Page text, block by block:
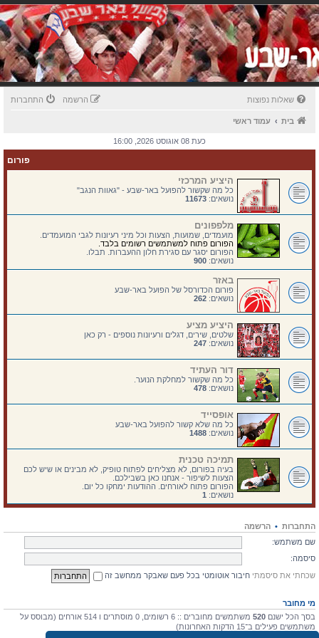
שאלות נפוצות התחברות הרשמה
בית עמוד ראשי
כעת 08 אוגוסט 2026, 16:00
פורום
היציע המרכזי
כל מה שקשור להפועל באר-שבע - "גאוות הנגב"
נושאים: 11673
מלפפונים
מועמדים, שמועות, הצעות וכל מיני רעיונות לגבי המועמדים.
הפורום פתוח למשתמשים רשומים בלבד.
הפורום יסגר עם סגירת חלון ההעברות. תבלו.
נושאים: 900
באזר
פורום הכדורסל של הפועל באר-שבע
נושאים: 262
היציע מציע
שלטים, שירים, דגלים ורעיונות נוספים - רק כאן
נושאים: 247
דור העתיד
כל מה שקשור למחלקת הנוער.
נושאים: 478
אופסייד
כל מה שלא קשור להפועל באר-שבע
נושאים: 1488
תמיכה טכנית
בעיה בפורום, לא מצליחים לפתוח טופיק, לא מבינים או שיש לכם
הצעות לשיפור - אנחנו כאן בשבילכם.
הפורום פתוח לאורחים. ההודעות ימחקו כל יום.
נושאים: 1
התחברות • הרשמה
שם משתמש:
סיסמה:
שכחתי את סיסמתי חיבור אוטומטי בכל פעם שאבקר ממחשב זה
מי מחובר
בסך הכל ישנם 520
משתמשים מחוברים :: 6 רשומים, 0 מוסתרים ו 514 אורחים (מבוסס על
משתמשים פעילים ב־15 הדקות האחרונות)